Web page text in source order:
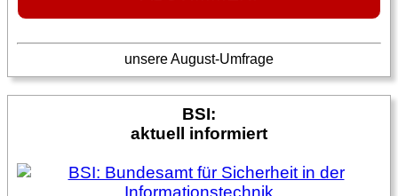
unsere August-Umfrage
BSI:
aktuell informiert